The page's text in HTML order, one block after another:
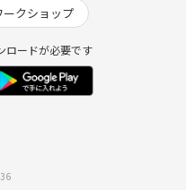
ークショップ
ロードが必要です